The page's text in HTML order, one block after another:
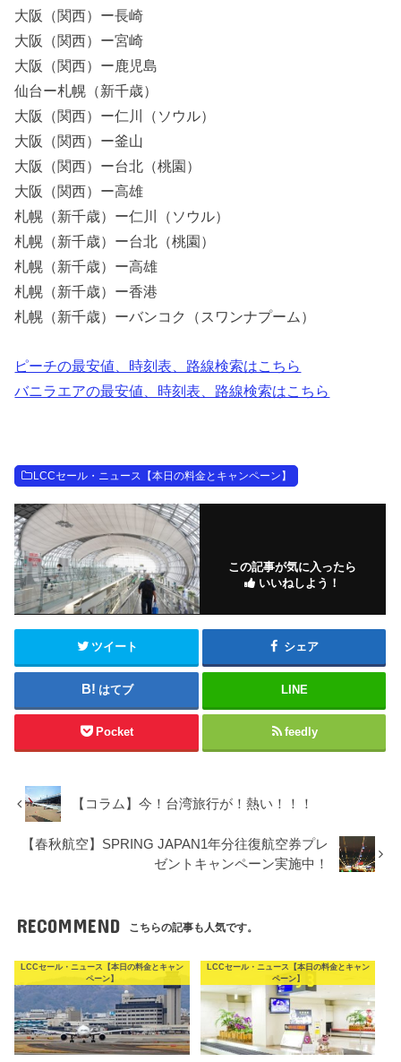
大阪（関西）ー長崎
大阪（関西）ー宮崎
大阪（関西）ー鹿児島
仙台ー札幌（新千歳）
大阪（関西）ー仁川（ソウル）
大阪（関西）ー釜山
大阪（関西）ー台北（桃園）
大阪（関西）ー高雄
札幌（新千歳）ー仁川（ソウル）
札幌（新千歳）ー台北（桃園）
札幌（新千歳）ー高雄
札幌（新千歳）ー香港
札幌（新千歳）ーバンコク（スワンナプーム）
ピーチの最安値、時刻表、路線検索はこちら
バニラエアの最安値、時刻表、路線検索はこちら
LCCセール・ニュース【本日の料金とキャンペーン】
この記事が気に入ったら
いいねしよう！
ツイート シェア
はてブ LINE
Pocket feedly
【コラム】今！台湾旅行が！熱い！！！
【春秋航空】SPRING JAPAN1年分往復航空券プレ
ゼントキャンペーン実施中！
RECOMMEND こちらの記事も人気です。
LCCセール・ニュース【本日の料金とキャン
ペーン】
LCCセール・ニュース【本日の料金とキャン
ペーン】